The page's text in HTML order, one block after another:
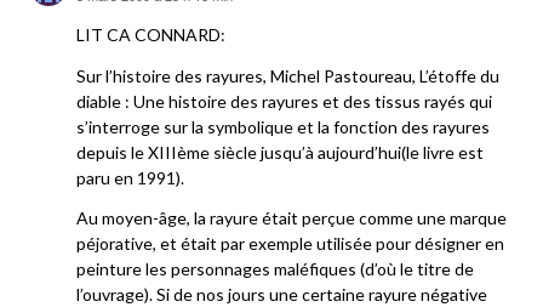
LIT CA CONNARD:
Sur l’histoire des rayures, Michel Pastoureau, L’étoffe du
diable : Une histoire des rayures et des tissus rayés qui
s’interroge sur la symbolique et la fonction des rayures
depuis le XIIIème siècle jusqu’à aujourd’hui(le livre est
paru en 1991).
Au moyen-âge, la rayure était perçue comme une marque
péjorative, et était par exemple utilisée pour désigner en
peinture les personnages maléfiques (d’où le titre de
l’ouvrage). Si de nos jours une certaine rayure négative